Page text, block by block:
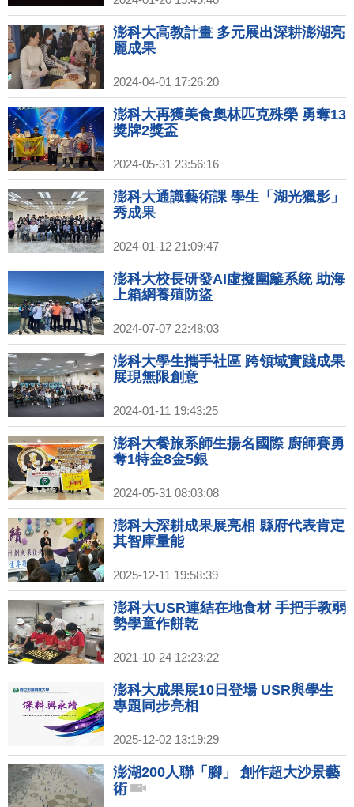
澎科大高教計畫 多元展出深耕澎湖亮
麗成果
2024-04-01 17:26:20
澎科大再獲美食奧林匹克殊榮 勇奪13
獎牌2獎盃
2024-05-31 23:56:16
澎科大通識藝術課 學生「湖光獵影」
秀成果
2024-01-12 21:09:47
澎科大校長研發AI虛擬圍籬系統 助海
上箱網養殖防盜
2024-07-07 22:48:03
澎科大學生攜手社區 跨領域實踐成果
展現無限創意
2024-01-11 19:43:25
澎科大餐旅系師生揚名國際 廚師賽勇
奪1特金8金5銀
2024-05-31 08:03:08
澎科大深耕成果展亮相 縣府代表肯定
其智庫量能
2025-12-11 19:58:39
澎科大USR連結在地食材 手把手教弱
勢學童作餅乾
2021-10-24 12:23:22
澎科大成果展10日登場 USR與學生
專題同步亮相
2025-12-02 13:19:29
澎湖200人聯「腳」 創作超大沙景藝
術